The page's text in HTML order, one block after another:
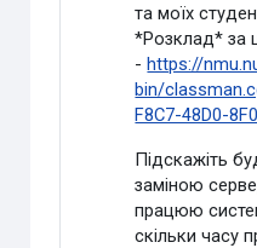
та моїх
*Розклад* за
-https://
bin/
F8C7-48D0-
Підскажіть
заміною
працюю
скільки часу